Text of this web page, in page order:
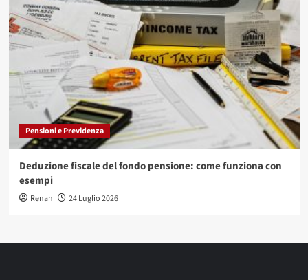
Pensioni e Previdenza
Deduzione fiscale del fondo pensione: come funziona con
esempi
Renan 24 Luglio 2026